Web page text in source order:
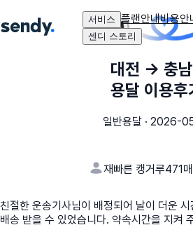
서비스 플랜안내비용안
센디 스토리
대전 → 충남
용달 이용후
일반용달· 2026-
재빠른 캥거루471
친절한 운송기사님이 배정되어 날이 더운
배송 받을 수 있었습니다. 약속시간을 지켜